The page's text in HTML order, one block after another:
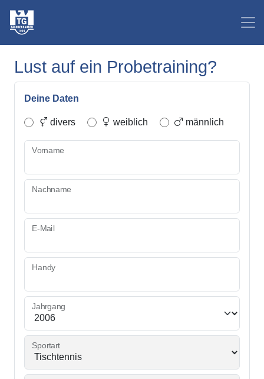
Lust auf ein Probetraining?
Deine Daten
divers weiblich männlich
Vorname
Nachname
E-Mail
Handy
Jahrgang
Sportart